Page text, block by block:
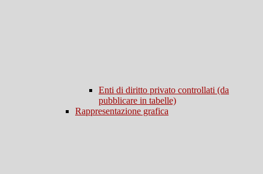
Enti di diritto privato controllati (da
pubblicare in tabelle)
Rappresentazione grafica